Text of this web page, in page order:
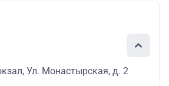
Ул. Монастырская, д. 2